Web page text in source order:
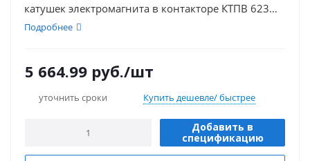
катушек электромагнита в контакторе КТПВ 623
(КПВ 604)
Подробнее
5 664.99 руб./шт
уточнить сроки Купить дешевле/ быстрее
Добавить в
спецификацию